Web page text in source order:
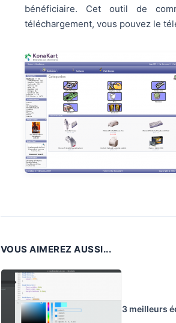
bénéficiaire. Cet outil de
téléchargement, vous pouvez le
VOUS AIMEREZ AUSSI...
3 meilleurs